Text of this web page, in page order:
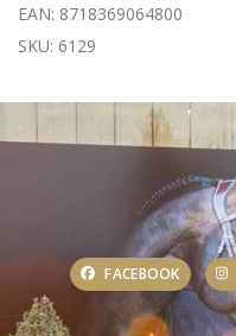
EAN: 8718369064800
SKU: 6129
FACEBOOK